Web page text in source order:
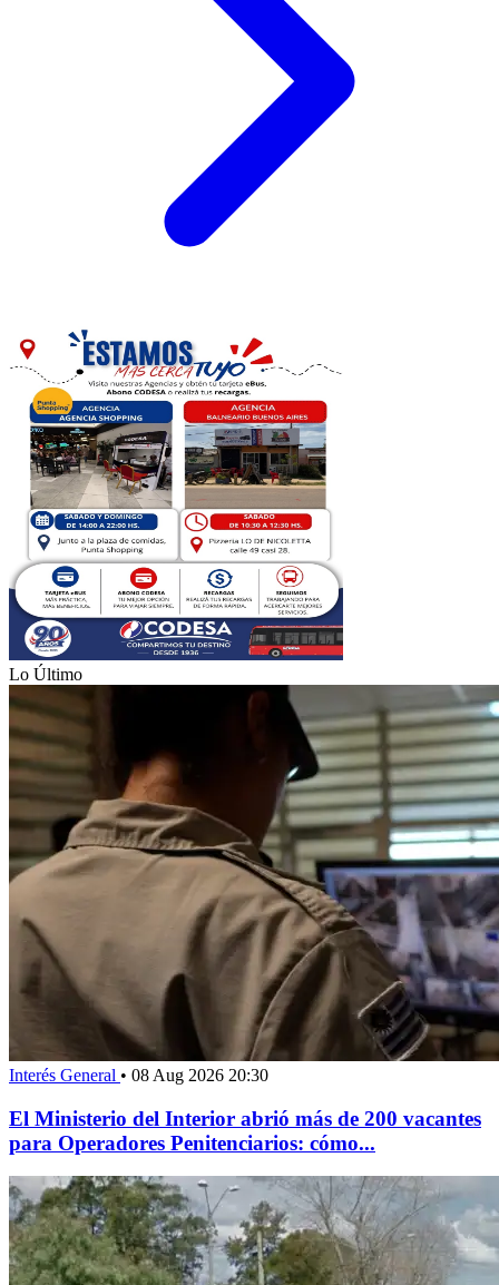
Lo Último
Interés General • 08 Aug 2026 20:30
El Ministerio del Interior abrió más de 200 vacantes
para Operadores Penitenciarios: cómo...